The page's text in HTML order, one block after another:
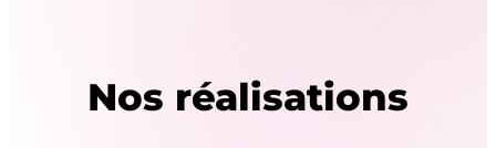
Nos réalisations